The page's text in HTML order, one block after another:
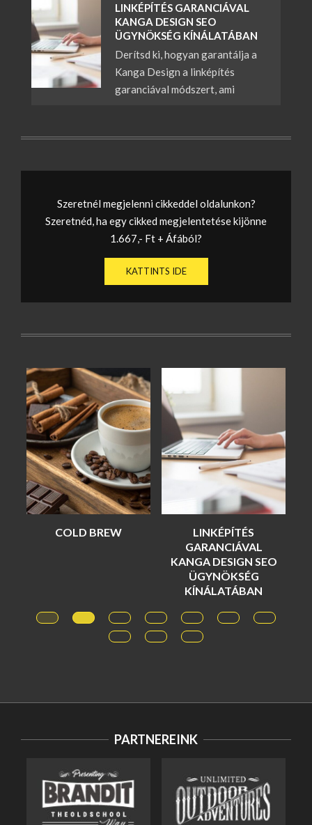
LINKÉPÍTÉS GARANCIÁVAL
KANGA DESIGN SEO
ÜGYNÖKSÉG KÍNÁLATÁBAN
Derítsd ki, hogyan garantálja a
Kanga Design a linképítés
garanciával módszert, ami
Szeretnél megjelenni cikkeddel oldalunkon?
Szeretnéd, ha egy cikked megjelentetése kijönne
1.667,- Ft + Áfából?
KATTINTS IDE
COLD BREW
LINKÉPÍTÉS
GARANCIÁVAL
KANGA DESIGN SEO
ÜGYNÖKSÉG
KÍNÁLATÁBAN
PARTNEREINK